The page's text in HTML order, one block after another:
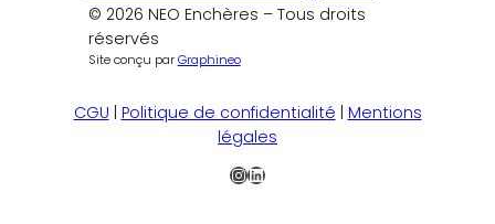
© 2026 NEO Enchères – Tous droits
réservés
Site conçu parGraphineo
CGU | Politique de confidentialité | Mentions
légales
Instagram
LinkedIn